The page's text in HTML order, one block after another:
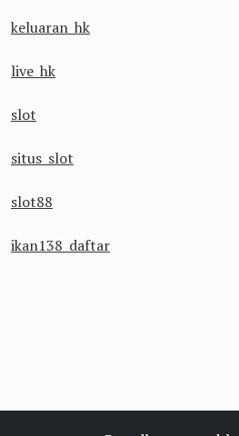
keluaran hk
live hk
slot
situs slot
slot88
ikan138 daftar